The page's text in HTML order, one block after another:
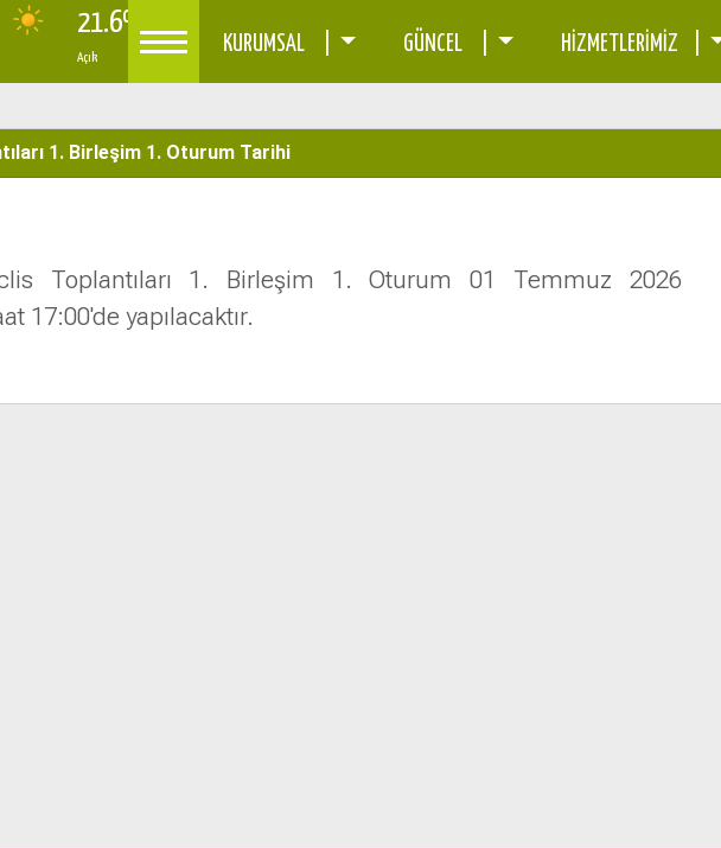
21.6ºC
Açık
KURUMSAL | GÜNCEL | HİZMETLERİMİZ |
1. Birleşim 1. Oturum Tarihi
Toplantıları 1. Birleşim 1. Oturum 01 Temmuz 2026
17:00'de yapılacaktır.